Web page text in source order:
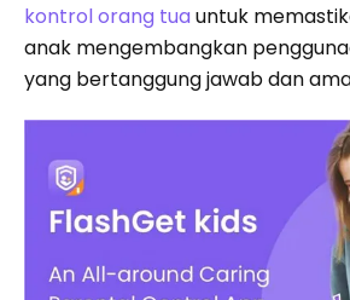
kontrol orang tua untuk
anak mengembangkan
yang bertanggung jawab dan